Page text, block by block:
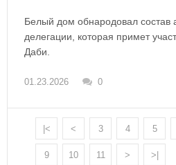
Белый дом обнародовал состав
делегации, которая примет
Даби.
01.23.2026 0
|< < 3 4 5
9 10 11 > >|